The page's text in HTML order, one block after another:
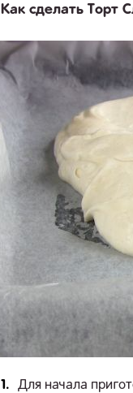
Как сделать Торт
1.
Для начала